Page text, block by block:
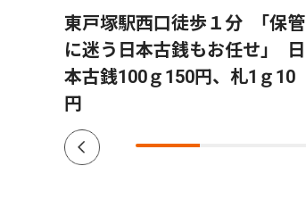
東戸塚駅西口徒歩１分 ｢保管
に迷う日本古銭もお任せ｣ 日
本古銭100ｇ150円、札1ｇ10
円